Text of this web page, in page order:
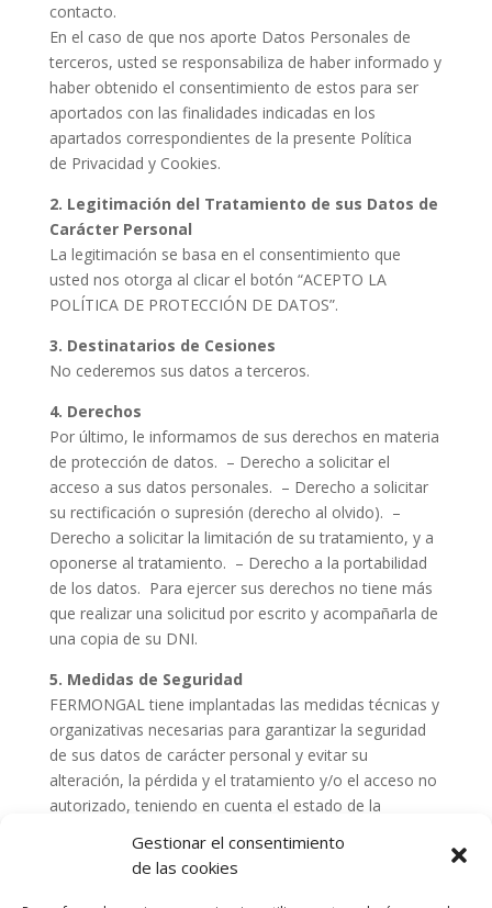
Gestionar el consentimiento
de las cookies
contacto.
En el caso de que nos aporte Datos Personales de
terceros, usted se responsabiliza de haber informado y
haber obtenido el consentimiento de estos para ser
aportados con las finalidades indicadas en los
apartados correspondientes de la presente Política
de Privacidad y Cookies.
2. Legitimación del Tratamiento de sus Datos de
Carácter Personal
La legitimación se basa en el consentimiento que
usted nos otorga al clicar el botón “ACEPTO LA
POLÍTICA DE PROTECCIÓN DE DATOS”.
3. Destinatarios de Cesiones
No cederemos sus datos a terceros.
4. Derechos
Por último, le informamos de sus derechos en materia
de protección de datos. – Derecho a solicitar el
acceso a sus datos personales. – Derecho a solicitar
su rectificación o supresión (derecho al olvido). –
Derecho a solicitar la limitación de su tratamiento, y a
oponerse al tratamiento. – Derecho a la portabilidad
de los datos. Para ejercer sus derechos no tiene más
que realizar una solicitud por escrito y acompañarla de
una copia de su DNI.
5. Medidas de Seguridad
FERMONGAL tiene implantadas las medidas técnicas y
organizativas necesarias para garantizar la seguridad
de sus datos de carácter personal y evitar su
alteración, la pérdida y el tratamiento y/o el acceso no
autorizado, teniendo en cuenta el estado de la
los riesgos provenientes de la acción humana o del
medio físico y natural a que están expuestas.